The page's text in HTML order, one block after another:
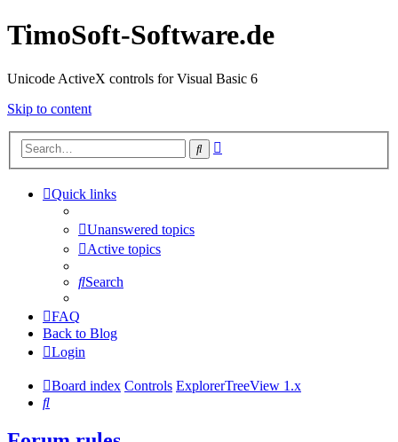
TimoSoft-Software.de
Unicode ActiveX controls for Visual Basic 6
Skip to content
Search
Quick links
Unanswered topics
Active topics
Search
FAQ
Back to Blog
Login
Board index Controls ExplorerTreeView 1.x
Search